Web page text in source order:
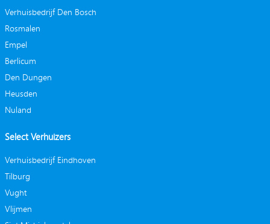
Verhuisbedrijf Den Bosch
Rosmalen
Empel
Berlicum
Den Dungen
Heusden
Nuland
Select Verhuizers
Verhuisbedrijf Eindhoven
Tilburg
Vught
Vlijmen